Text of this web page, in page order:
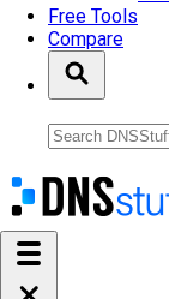
Free Tools
Compare